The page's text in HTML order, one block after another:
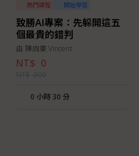
熱門課程 開始學習
致勝AI專案：先躲開這五
個最貴的錯判
由 陳向豪 Vincent
NT$ 0
0 小時 30 分